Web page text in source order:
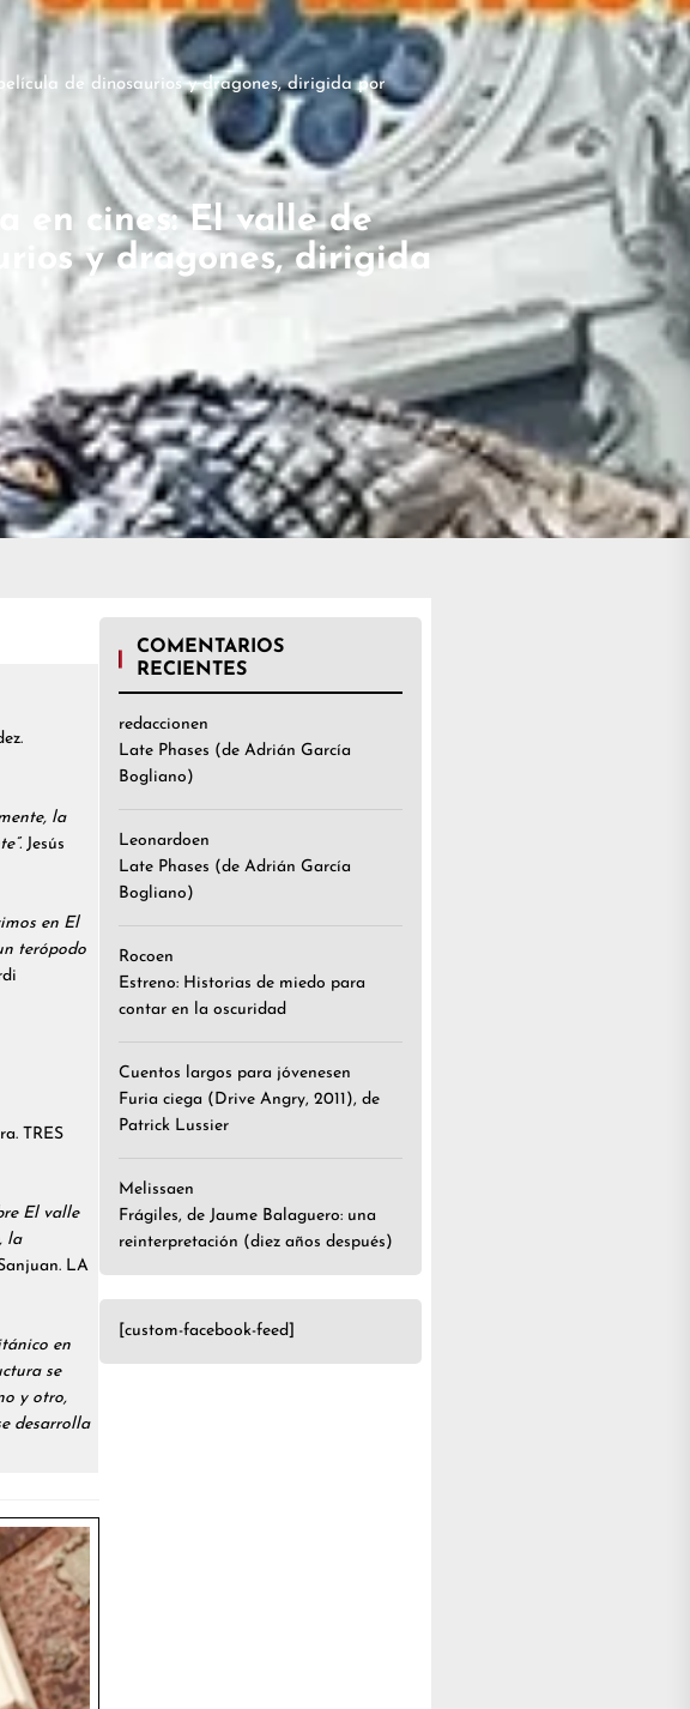
de dinosaurios y dragones, dirigida por
en cines: El valle de
y dragones, dirigida
la
Jesús
en El
terópodo
TRES
El valle
la
LA
en
se
y otro,
desarrolla
COMENTARIOS
RECIENTES
redaccionen
Late Phases (de Adrián García
Bogliano)
Leonardoen
Late Phases (de Adrián García
Bogliano)
Rocoen
Estreno: Historias de miedo para
contar en la oscuridad
Cuentos largos para jóvenesen
Furia ciega (Drive Angry, 2011), de
Patrick Lussier
Melissaen
Frágiles, de Jaume Balaguero: una
reinterpretación (diez años después)
[custom-facebook-feed]